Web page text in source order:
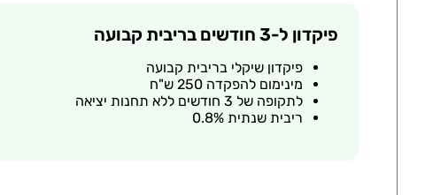
פיקדון ל-3 חודשים בריבית קבועה
פיקדון שיקלי בריבית קבועה
מינימום להפקדה 250 ש"ח
לתקופה של 3 חודשים ללא תחנות יציאה
ריבית שנתית 0.8%